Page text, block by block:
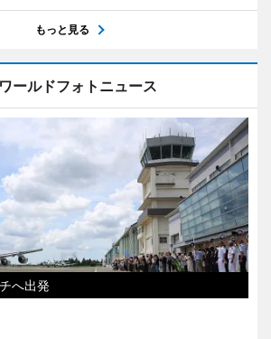
もっと見る
ワールドフォトニュース
へ出発